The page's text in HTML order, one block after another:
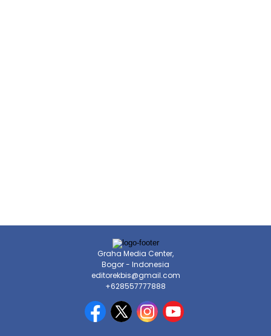
Graha Media Center,
Bogor - Indonesia
editorekbis@gmail.com
+628557777888